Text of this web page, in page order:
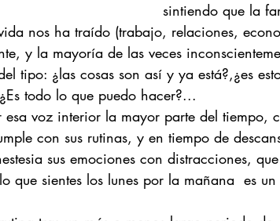
sintiendo que la
nos ha traído (trabajo, relaciones,
y la mayoría de las veces
tipo: ¿las cosas son así y ya está?,¿es
todo lo que puedo hacer?...
esa voz interior la mayor parte del tiempo,
con sus rutinas, y en tiempo de
sus emociones con distracciones,
que sientes los lunes por la mañana  es